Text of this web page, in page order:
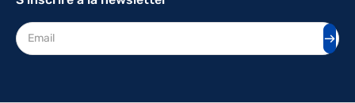
Adresse mail